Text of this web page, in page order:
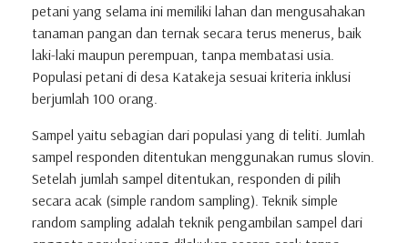
petani yang selama ini memiliki lahan dan mengusahakan
tanaman pangan dan ternak secara terus menerus, baik
laki-laki maupun perempuan, tanpa membatasi usia.
Populasi petani di desa Katakeja sesuai kriteria inklusi
berjumlah 100 orang.
Sampel yaitu sebagian dari populasi yang di teliti. Jumlah
sampel responden ditentukan menggunakan rumus slovin.
Setelah jumlah sampel ditentukan, responden di pilih
secara acak (simple random sampling). Teknik simple
random sampling adalah teknik pengambilan sampel dari